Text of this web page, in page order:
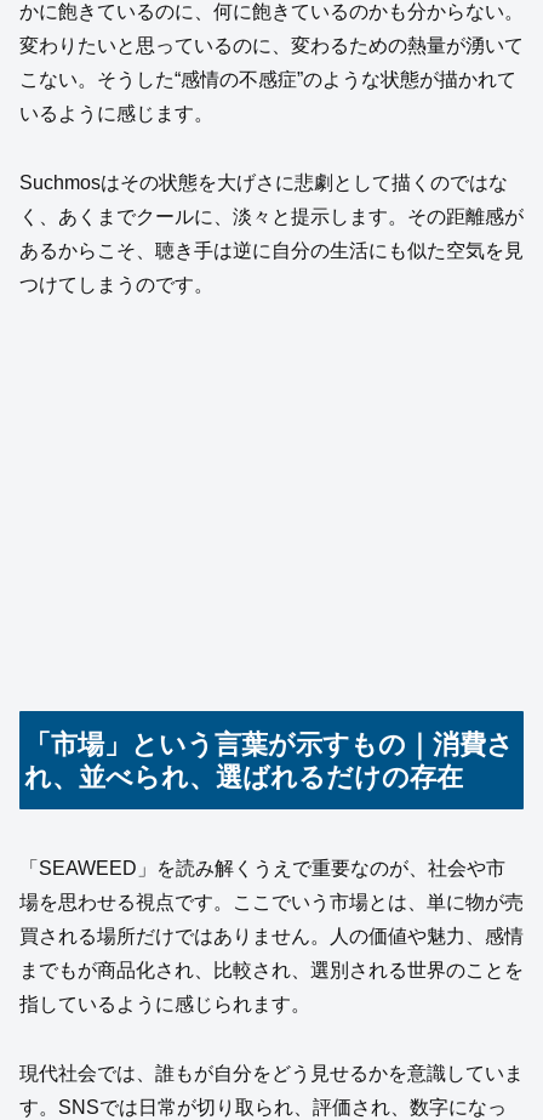
かに飽きているのに、何に飽きているのかも分からない。
変わりたいと思っているのに、変わるための熱量が湧いて
こない。そうした“感情の不感症”のような状態が描かれて
いるように感じます。
Suchmosはその状態を大げさに悲劇として描くのではな
く、あくまでクールに、淡々と提示します。その距離感が
あるからこそ、聴き手は逆に自分の生活にも似た空気を見
つけてしまうのです。
「市場」という言葉が示すもの｜消費さ
れ、並べられ、選ばれるだけの存在
「SEAWEED」を読み解くうえで重要なのが、社会や市
場を思わせる視点です。ここでいう市場とは、単に物が売
買される場所だけではありません。人の価値や魅力、感情
までもが商品化され、比較され、選別される世界のことを
指しているように感じられます。
現代社会では、誰もが自分をどう見せるかを意識していま
す。SNSでは日常が切り取られ、評価され、数字になっ